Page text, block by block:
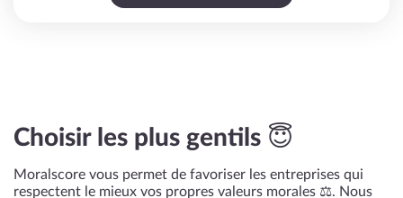
Choisir les plus gentils 😇
Moralscore vous permet de favoriser les entreprises qui
respectent le mieux vos propres valeurs morales ⚖️. Nous